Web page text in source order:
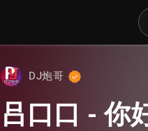
DJ炮哥
吕口口 -